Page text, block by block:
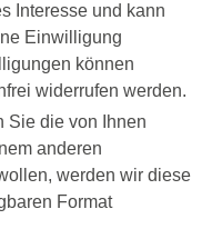
Interesse und kann
Einwilligung
können
widerrufen werden.
Sie die von Ihnen
anderen
werden wir diese
Format